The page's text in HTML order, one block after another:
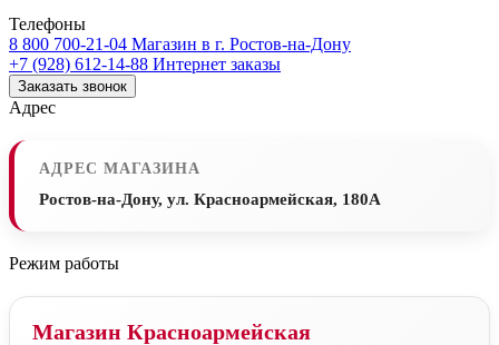
Телефоны
8 800 700-21-04 Магазин в г. Ростов-на-Дону
+7 (928) 612-14-88 Интернет заказы
Заказать звонок
Адрес
АДРЕС МАГАЗИНА
Ростов-на-Дону, ул. Красноармейская, 180А
Режим работы
Магазин Красноармейская